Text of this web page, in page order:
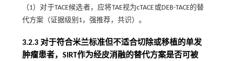
（1）对于TACE候选者，应将TAE视为cTACE或DEB-TACE的替
代方案（证据级别1，强推荐，共识）。
3.2.3 对于符合米兰标准但不适合切除或移植的单发
肿瘤患者，SIRT作为经皮消融的替代方案是否可被